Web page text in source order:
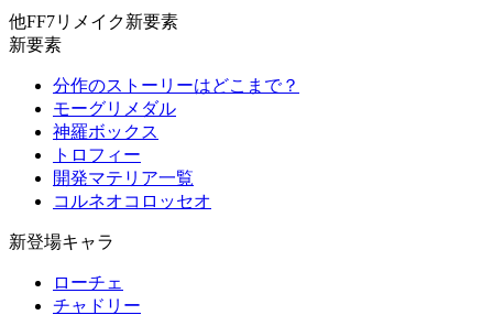
他FF7リメイク新要素
新要素
分作のストーリーはどこまで？
モーグリメダル
神羅ボックス
トロフィー
開発マテリア一覧
コルネオコロッセオ
新登場キャラ
ローチェ
チャドリー